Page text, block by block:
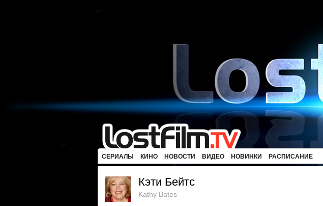
СЕРИАЛЫ КИНО НОВОСТИ ВИДЕО НОВИНКИ РАСПИСАНИЕ
Кэти Бейтс
Kathy Bates